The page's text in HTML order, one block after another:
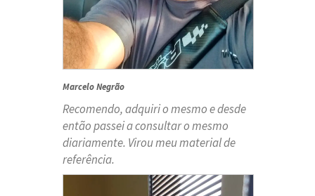
Marcelo Negrão
Recomendo, adquiri o mesmo e desde
então passei a consultar o mesmo
diariamente. Virou meu material de
referência.